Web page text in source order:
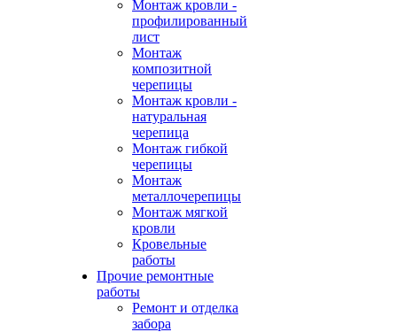
Монтаж кровли -
профилированный
лист
Монтаж
композитной
черепицы
Монтаж кровли -
натуральная
черепица
Монтаж гибкой
черепицы
Монтаж
металлочерепицы
Монтаж мягкой
кровли
Кровельные
работы
Прочие ремонтные
работы
Ремонт и отделка
забора